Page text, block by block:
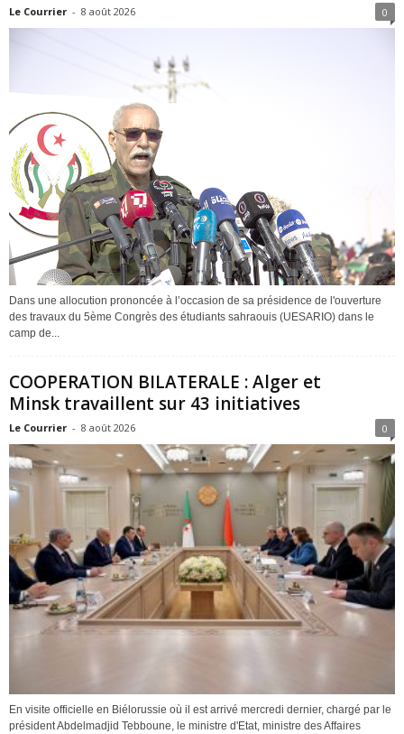
Le Courrier - 8 août 2026 0
Dans une allocution prononcée à l’occasion de sa présidence de l'ouverture
des travaux du 5ème Congrès des étudiants sahraouis (UESARIO) dans le
camp de...
COOPERATION BILATERALE : Alger et
Minsk travaillent sur 43 initiatives
Le Courrier - 8 août 2026 0
En visite officielle en Biélorussie où il est arrivé mercredi dernier, chargé par le
président Abdelmadjid Tebboune, le ministre d'Etat, ministre des Affaires